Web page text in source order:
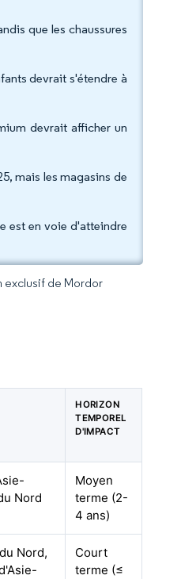
que les chaussures
devrait s'étendre à
devrait afficher un
mais les magasins de
est en voie d'atteindre
exclusif de Mordor
HORIZON
TEMPOREL
D'IMPACT
Nord
Moyen
terme (2-
4 ans)
Nord,
Court
terme (≤